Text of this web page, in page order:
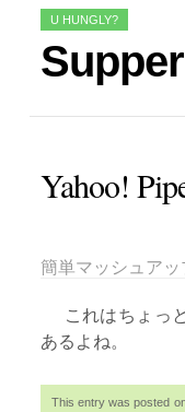
U HUNGLY?
Yahoo!
簡単マッシュアッ
これはちょっ
あるよね。
This entry was posted